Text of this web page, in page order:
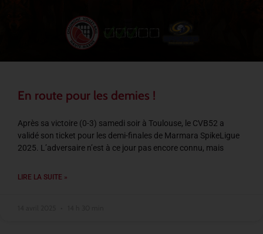
En route pour les demies !
Après sa victoire (0-3) samedi soir à Toulouse, le CVB52 a
validé son ticket pour les demi-finales de Marmara SpikeLigue
2025. L’adversaire n’est à ce jour pas encore connu, mais
LIRE LA SUITE »